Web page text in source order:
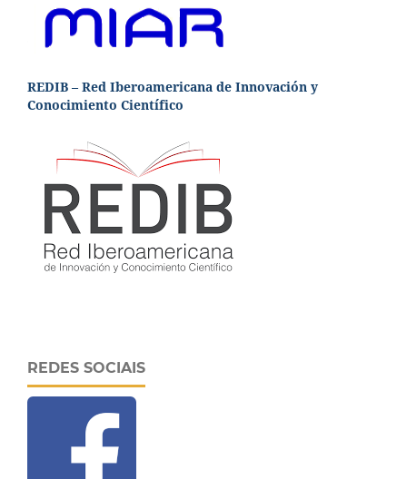
REDIB – Red Iberoamericana de Innovación y
Conocimiento Científico
REDES SOCIAIS